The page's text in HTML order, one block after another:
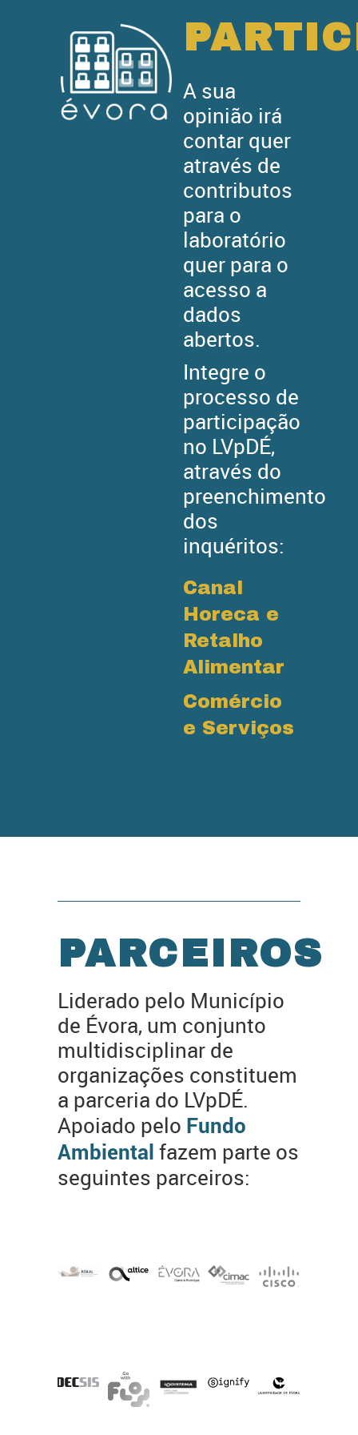
partilhados com
comerciantes e empresas
de logística que
pretendam melhorar os
seus processos e que
aceitem o desafio de
descarbonização imposto
pela estratégia “Green
Deal” e metas traçadas a
nível nacional e europeu.
A sua
opinião irá
contar quer
através de
contributos
para o
laboratório
quer para o
acesso a
dados
abertos.
Integre o
processo de
participação
no LVpDÉ,
através do
preenchimento
dos
inquéritos:
Canal
Horeca e
Retalho
Alimentar
Comércio
e Serviços
PARCEIROS
Liderado pelo Município
de Évora, um conjunto
multidisciplinar de
organizações constituem
a parceria do LVpDÉ.
Apoiado pelo Fundo
Ambiental fazem parte os
seguintes parceiros: